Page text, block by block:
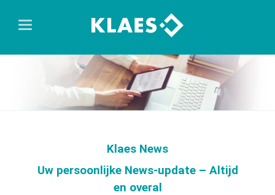
Klaes News
Uw persoonlijke News-update – Altijd
en overal